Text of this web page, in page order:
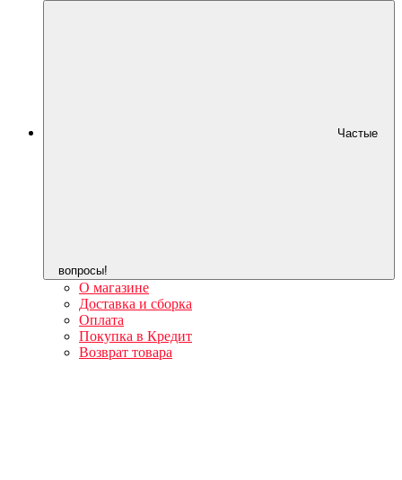
Частые
вопросы!
О магазине
Доставка и сборка
Оплата
Покупка в Кредит
Возврат товара